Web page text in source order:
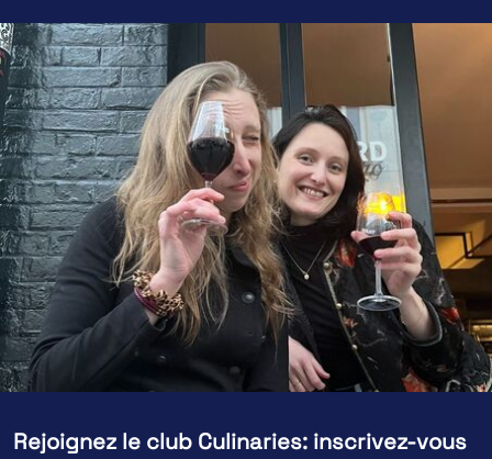
Rejoignez le club Culinaries: inscrivez-vous